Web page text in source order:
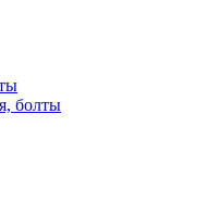
болты